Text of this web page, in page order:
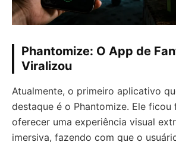
Phantomize: O App de
Viralizou
Atualmente, o primeiro aplicativo
destaque é o Phantomize. Ele ficou
oferecer uma experiência visual
imersiva, fazendo com que o